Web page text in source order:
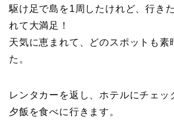
駆け足で島を1周したけれど、行き
れて大満足！
天気に恵まれて、どのスポットも素
た。
レンタカーを返し、ホテルにチェッ
夕飯を食べに行きます。